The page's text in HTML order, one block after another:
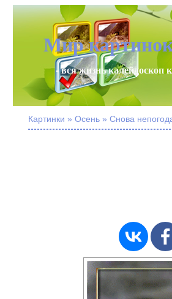
Мир
- вся жизнь калейдоскоп
Картинки » Осень » Снова